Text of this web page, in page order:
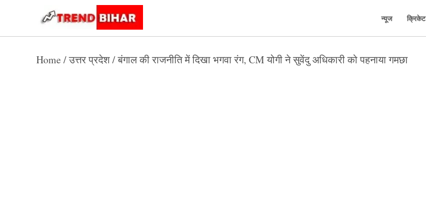
content
Bihar
न्यूज क्रिकेट
Home /उत्तर प्रदेश/बंगाल की राजनीति में दिखा भगवा रंग, CM योगी ने सुवेंदु अधिकारी को पहनाया गमछा